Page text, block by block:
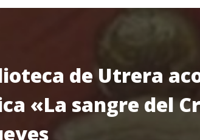
de Utrera
«La sangre del